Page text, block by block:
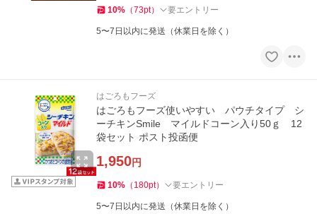
10% （73pt） 要エントリー
5〜7日以内に発送（休業日を除く）
はごろもフーズ
はごろもフーズ使いやすい パウチタイプ シ
ーチキンSmile マイルドコーン入り50ｇ 12
袋セット ポスト投函便
1,950円
10% （ 180pt） 要エントリー
5〜7日以内に発送（休業日を除く）